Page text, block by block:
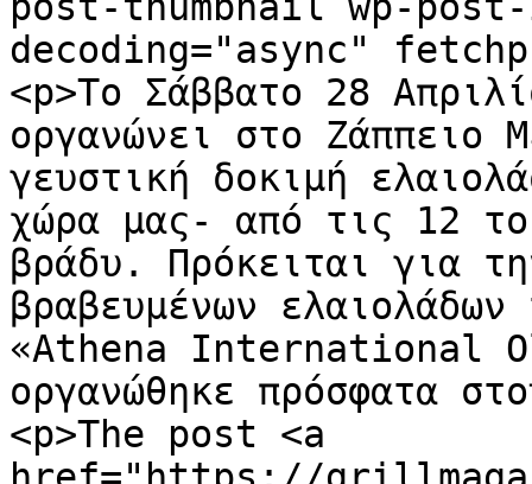
decoding="async"
<p>Το Σάββατο 28
οργανώνει στο Ζάππειο
γευστική δοκιμή
χώρα μας- από τις 12
βράδυ. Πρόκειται για
βραβευμένων
«Athena International
οργανώθηκε πρόσφατα
<p>The post <a